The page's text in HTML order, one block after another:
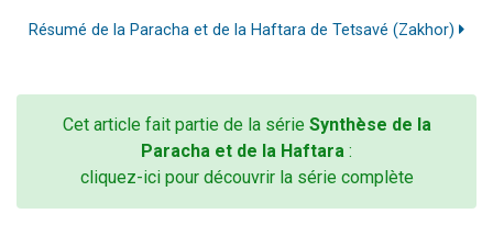
Résumé de la Paracha et de la Haftara de Tetsavé (Zakhor)
Cet article fait partie de la série Synthèse de la
Paracha et de la Haftara :
cliquez-ici pour découvrir la série complète